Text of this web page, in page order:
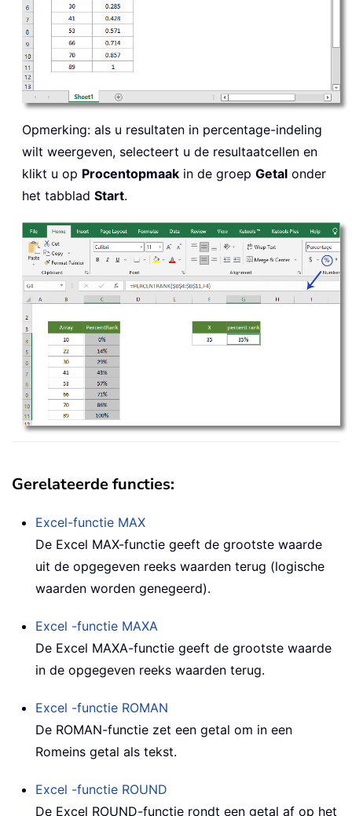
Opmerking: als u resultaten in percentage-indeling
wilt weergeven, selecteert u de resultaatcellen en
klikt u op Procentopmaak in de groep Getal onder
het tabblad Start.
Gerelateerde functies:
Excel-functie MAX
De Excel MAX-functie geeft de grootste waarde
uit de opgegeven reeks waarden terug (logische
waarden worden genegeerd).
Excel -functie MAXA
De Excel MAXA-functie geeft de grootste waarde
in de opgegeven reeks waarden terug.
Excel -functie ROMAN
De ROMAN-functie zet een getal om in een
Romeins getal als tekst.
Excel -functie ROUND
De Excel ROUND-functie rondt een getal af op het